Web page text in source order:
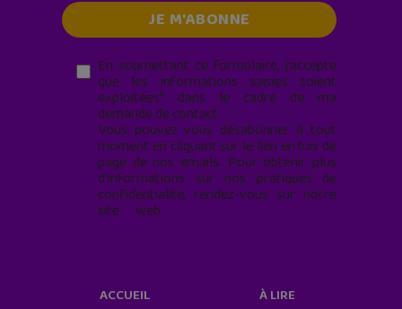
En soumettant ce formulaire, j’accepte
que les informations saisies soient
exploitées* dans le cadre de ma
demande de contact.
Vous pouvez vous désabonner à tout
moment en cliquant sur le lien en bas de
page de nos emails. Pour obtenir plus
d'informations sur nos pratiques de
confidentialité, rendez-vous sur notre
site web
ACCUEIL À LIRE